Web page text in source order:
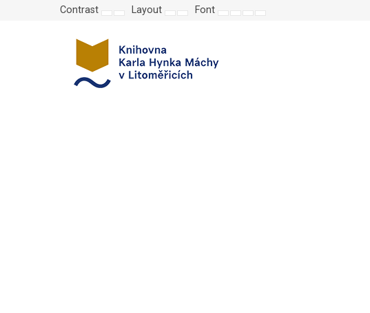
Contrast
Default
Night
Layout
FixedWide
Font
SetSetMakeSet